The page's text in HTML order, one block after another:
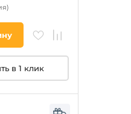
в 1 клик